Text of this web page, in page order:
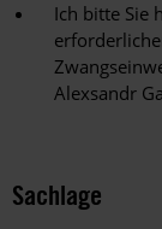
Ich bitte Sie
Alexsandr
Sachlage